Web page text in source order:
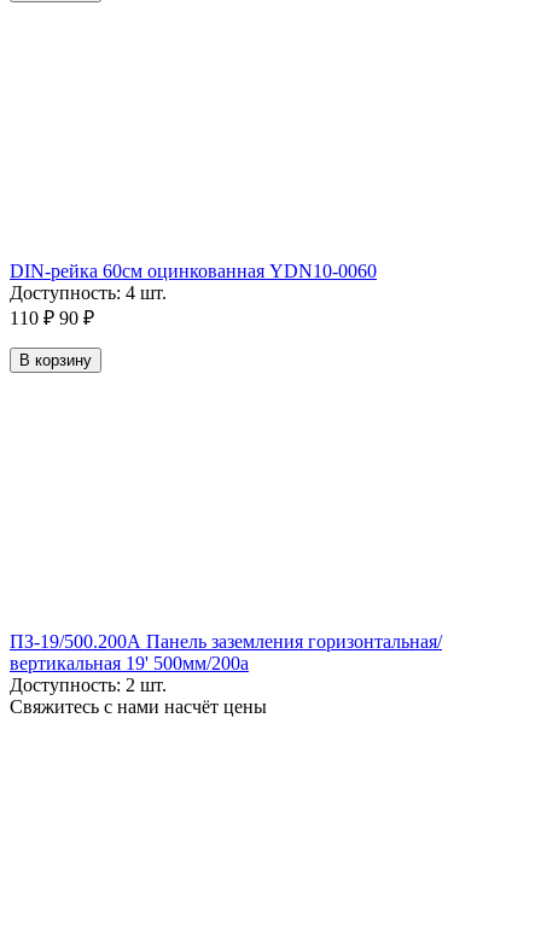
DIN-рейка 60см оцинкованная YDN10-0060
Доступность: 4 шт.
110 ₽ 90 ₽
В корзину
ПЗ-19/500.200А Панель заземления горизонтальная/
вертикальная 19' 500мм/200а
Доступность: 2 шт.
Свяжитесь с нами насчёт цены